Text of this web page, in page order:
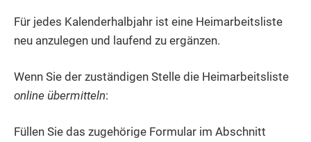
Für jedes Kalenderhalbjahr ist eine Heimarbeitsliste
neu anzulegen und laufend zu ergänzen.
Wenn Sie der zuständigen Stelle die Heimarbeitsliste
online übermitteln:
Füllen Sie das zugehörige Formular im Abschnitt